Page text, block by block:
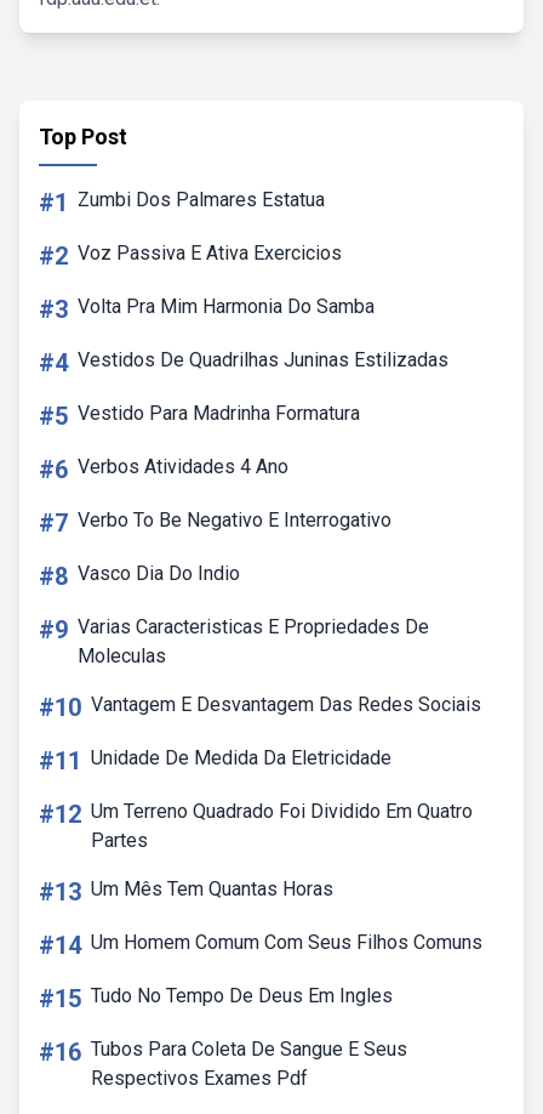
Top Post
#1 Zumbi Dos Palmares Estatua
#2 Voz Passiva E Ativa Exercicios
#3 Volta Pra Mim Harmonia Do Samba
#4 Vestidos De Quadrilhas Juninas Estilizadas
#5 Vestido Para Madrinha Formatura
#6 Verbos Atividades 4 Ano
#7 Verbo To Be Negativo E Interrogativo
#8 Vasco Dia Do Indio
#9 Varias Caracteristicas E Propriedades De
Moleculas
#10 Vantagem E Desvantagem Das Redes Sociais
#11 Unidade De Medida Da Eletricidade
#12 Um Terreno Quadrado Foi Dividido Em Quatro
Partes
#13 Um Mês Tem Quantas Horas
#14 Um Homem Comum Com Seus Filhos Comuns
#15 Tudo No Tempo De Deus Em Ingles
#16 Tubos Para Coleta De Sangue E Seus
Respectivos Exames Pdf